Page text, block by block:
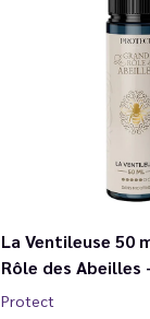
La Ventileuse 50
Rôle des
Protect